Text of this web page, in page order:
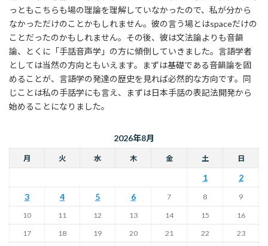
っともこちらも場の理論を理解していなかったので、私が分から
なかっただけのことかもしれません。彼の言う場とはspaceだけの
ことだったのかもしれません。その後、彼は文法論よりも音韻
論、とくに「手話音声学」の方に傾倒していきました。言語学者
としては当然の方向ともいえます。まずは基礎である音韻論を固
めることが、言語学の発達の歴史を見れば必然的な方向です。同
じことは私の手話学にも言え、まずは日本手話の表記法開発から
始めることになりました。
2026年8月
月 火 水 木 金 土 日
1
2
3
4 5 6 7 8 9
10 11 12 13 14 15
16
17
18 19 20 21 22
23